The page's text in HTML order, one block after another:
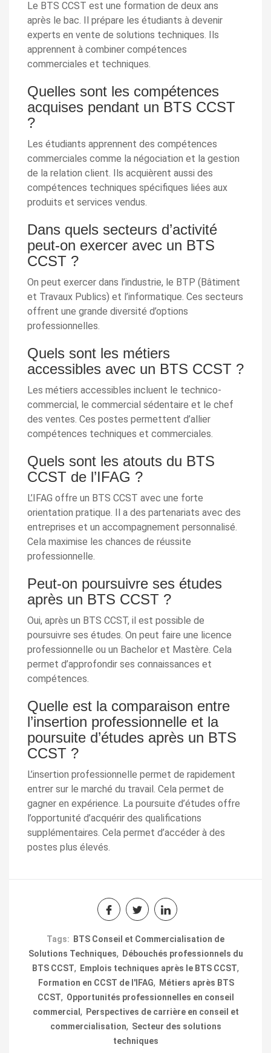
Le BTS CCST est une formation de deux ans
après le bac. Il prépare les étudiants à devenir
experts en vente de solutions techniques. Ils
apprennent à combiner compétences
commerciales et techniques.
Quelles sont les compétences
acquises pendant un BTS CCST
?
Les étudiants apprennent des compétences
commerciales comme la négociation et la gestion
de la relation client. Ils acquièrent aussi des
compétences techniques spécifiques liées aux
produits et services vendus.
Dans quels secteurs d’activité
peut-on exercer avec un BTS
CCST ?
On peut exercer dans l’industrie, le BTP (Bâtiment
et Travaux Publics) et l’informatique. Ces secteurs
offrent une grande diversité d’options
professionnelles.
Quels sont les métiers
accessibles avec un BTS CCST ?
Les métiers accessibles incluent le technico-
commercial, le commercial sédentaire et le chef
des ventes. Ces postes permettent d’allier
compétences techniques et commerciales.
Quels sont les atouts du BTS
CCST de l’IFAG ?
L’IFAG offre un BTS CCST avec une forte
orientation pratique. Il a des partenariats avec des
entreprises et un accompagnement personnalisé.
Cela maximise les chances de réussite
professionnelle.
Peut-on poursuivre ses études
après un BTS CCST ?
Oui, après un BTS CCST, il est possible de
poursuivre ses études. On peut faire une licence
professionnelle ou un Bachelor et Mastère. Cela
permet d’approfondir ses connaissances et
compétences.
Quelle est la comparaison entre
l’insertion professionnelle et la
poursuite d’études après un BTS
CCST ?
L’insertion professionnelle permet de rapidement
entrer sur le marché du travail. Cela permet de
gagner en expérience. La poursuite d’études offre
l’opportunité d’acquérir des qualifications
supplémentaires. Cela permet d’accéder à des
postes plus élevés.
Tags:
BTS Conseil et Commercialisation de
Solutions Techniques,
Débouchés professionnels du
BTS CCST, Emplois techniques après le BTS CCST,
Formation en CCST de l'IFAG,
Métiers après BTS
CCST, Opportunités professionnelles en conseil
commercial ,
Perspectives de carrière en conseil et
commercialisation, Secteur des solutions
techniques